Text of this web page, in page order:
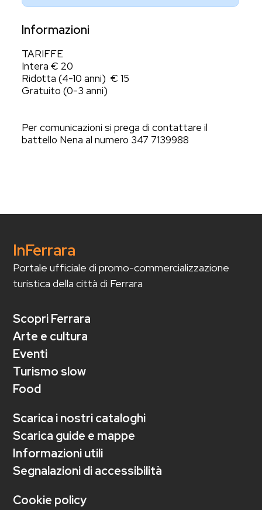
Informazioni
TARIFFE
Intera € 20
Ridotta (4-10 anni) € 15
Gratuito (0-3 anni)
Per comunicazioni si prega di contattare il
battello Nena al numero 347 7139988
InFerrara
Portale ufficiale di promo-commercializzazione
turistica della città di Ferrara
Scopri Ferrara
Arte e cultura
Eventi
Turismo slow
Food
Scarica i nostri cataloghi
Scarica guide e mappe
Informazioni utili
Segnalazioni di accessibilità
Cookie policy